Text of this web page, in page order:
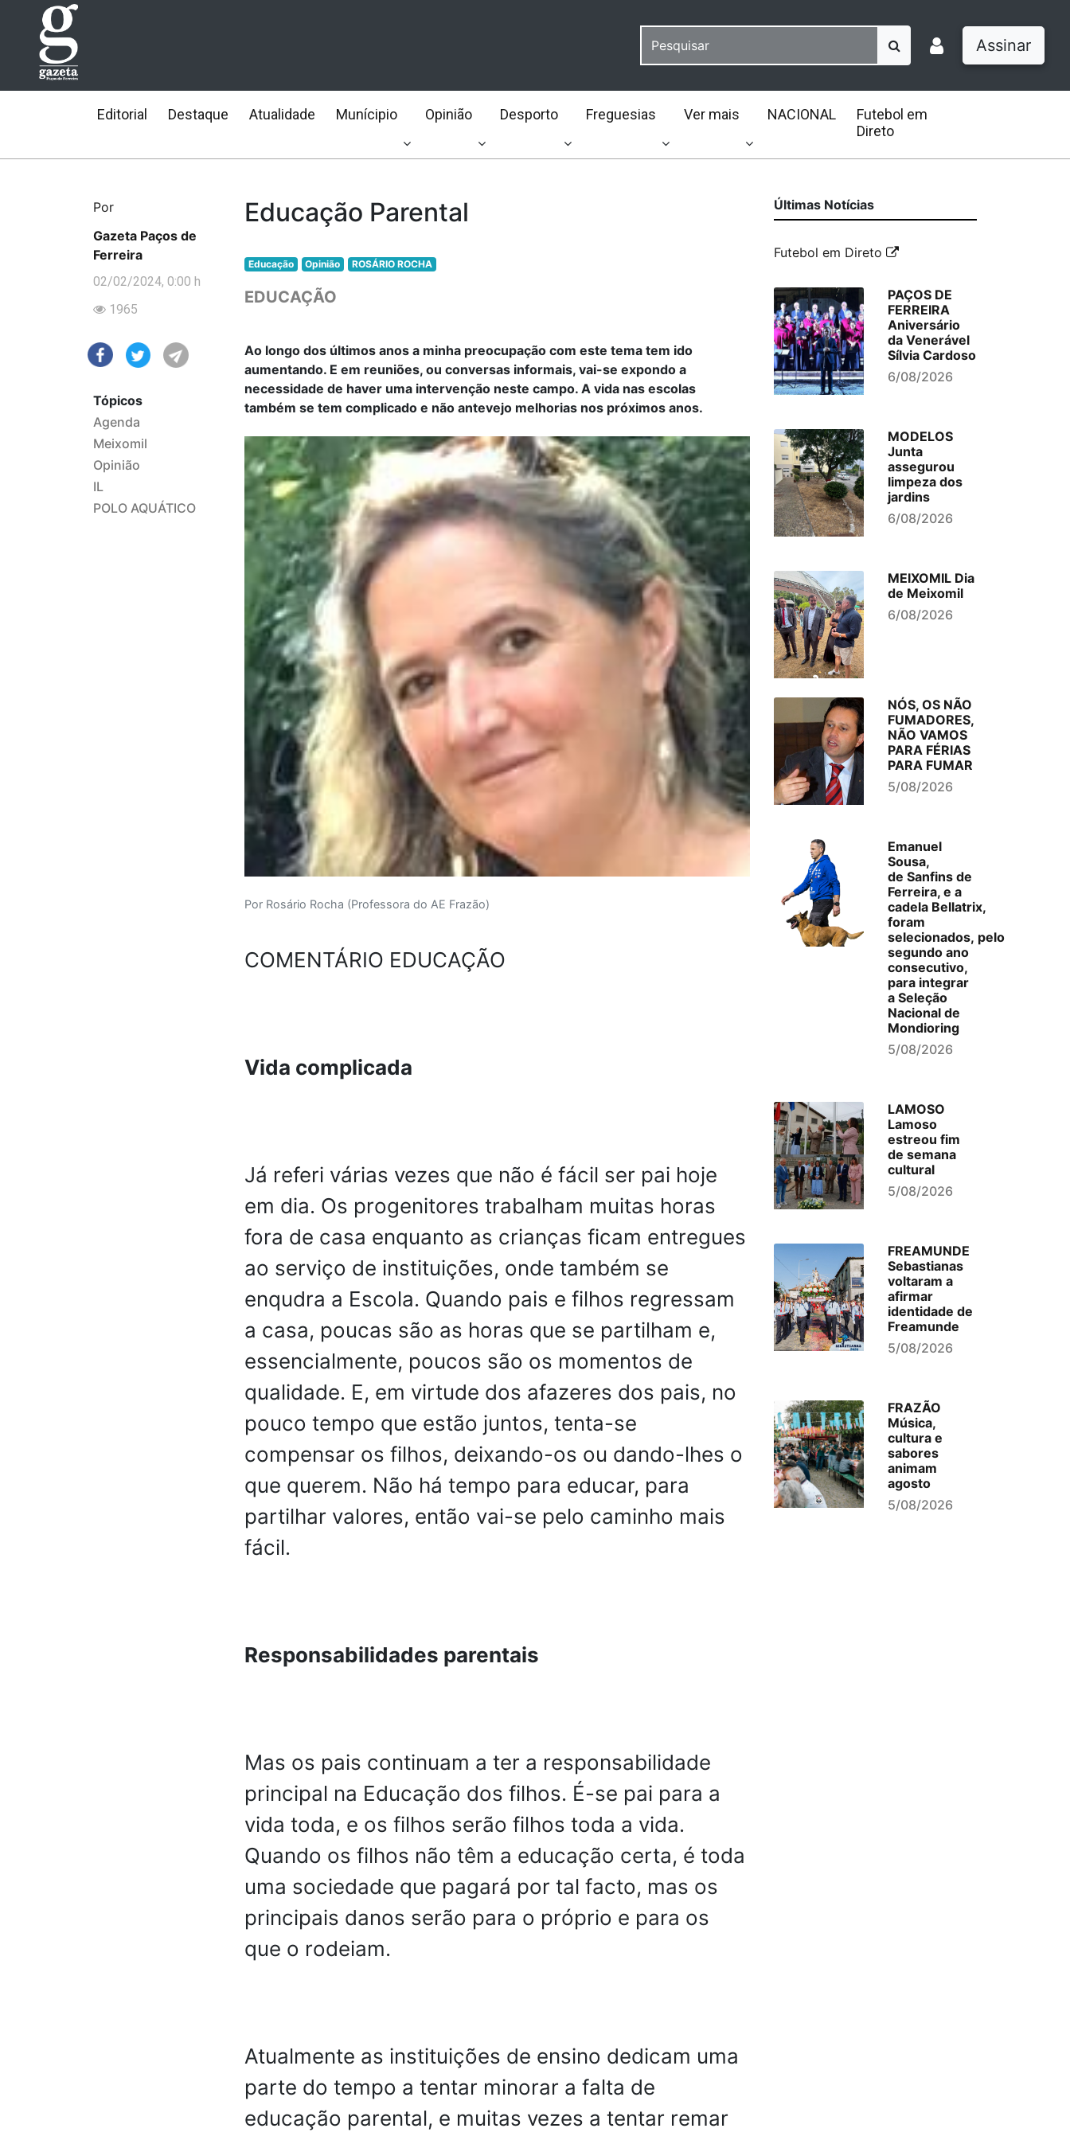
Assinar
Editorial Destaque Atualidade Munícipio Opinião Desporto Freguesias Ver mais NACIONAL
Futebol em
Direto
Por
Gazeta Paços de
Ferreira
02/02/2024, 0:00 h
1965
Tópicos
Agenda
Meixomil
Opinião
IL
POLO AQUÁTICO
Educação Parental
Educação Opinião ROSÁRIO ROCHA
EDUCAÇÃO
Ao longo dos últimos anos a minha preocupação com este tema tem ido
aumentando. E em reuniões, ou conversas informais, vai-se expondo a
necessidade de haver uma intervenção neste campo. A vida nas escolas
também se tem complicado e não antevejo melhorias nos próximos anos.
Por Rosário Rocha (Professora do AE Frazão)
COMENTÁRIO EDUCAÇÃO
Vida complicada
Já referi várias vezes que não é fácil ser pai hoje
em dia. Os progenitores trabalham muitas horas
fora de casa enquanto as crianças ficam entregues
ao serviço de instituições, onde também se
enqudra a Escola. Quando pais e filhos regressam
a casa, poucas são as horas que se partilham e,
essencialmente, poucos são os momentos de
qualidade. E, em virtude dos afazeres dos pais, no
pouco tempo que estão juntos, tenta-se
compensar os filhos, deixando-os ou dando-lhes o
que querem. Não há tempo para educar, para
partilhar valores, então vai-se pelo caminho mais
fácil.
Responsabilidades parentais
Mas os pais continuam a ter a responsabilidade
principal na Educação dos filhos. É-se pai para a
vida toda, e os filhos serão filhos toda a vida.
Quando os filhos não têm a educação certa, é toda
uma sociedade que pagará por tal facto, mas os
principais danos serão para o próprio e para os
que o rodeiam.
Atualmente as instituições de ensino dedicam uma
parte do tempo a tentar minorar a falta de
educação parental, e muitas vezes a tentar remar
Últimas Notícias
Futebol em Direto
PAÇOS DE
FERREIRA
Aniversário
da Venerável
Sílvia Cardoso
6/08/2026
MODELOS
Junta
assegurou
limpeza dos
jardins
6/08/2026
MEIXOMIL Dia
de Meixomil
6/08/2026
NÓS, OS NÃO
FUMADORES,
NÃO VAMOS
PARA FÉRIAS
PARA FUMAR
5/08/2026
Emanuel
Sousa,
de Sanfins de
Ferreira, e a
cadela Bellatrix,
foram
selecionados, pelo
segundo ano
consecutivo,
para integrar
a Seleção
Nacional de
Mondioring
5/08/2026
LAMOSO
Lamoso
estreou fim
de semana
cultural
5/08/2026
FREAMUNDE
Sebastianas
voltaram a
afirmar
identidade de
Freamunde
5/08/2026
FRAZÃO
Música,
cultura e
sabores
animam
agosto
5/08/2026